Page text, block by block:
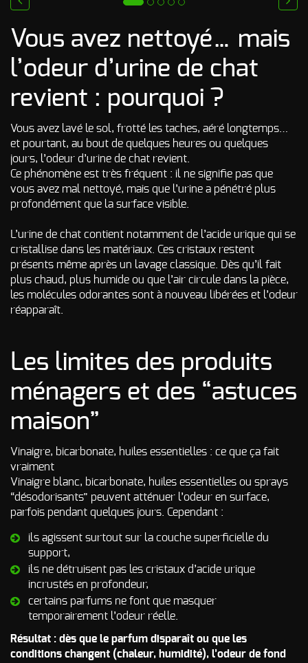
Rongeurs
Odeur de Moisi
- Odeur
d'Humidité
Renfermé
Odeur de
Odeur de
Friture, de
Gras
Tabac
Odeurs de
fumée
d’incendie
- odeurs de
brûlé
INTERVENTIONS
AVIS CLIENTS
QUI SOMMES-
NOUS ?
Vous avez nettoyé… mais
l’odeur d’urine de chat
revient : pourquoi ?
Vous avez lavé le sol, frotté les taches, aéré longtemps…
et pourtant, au bout de quelques heures ou quelques
jours, l’odeur d’urine de chat revient.
Ce phénomène est très fréquent : il ne signifie pas que
vous avez mal nettoyé, mais que l’urine a pénétré plus
profondément que la surface visible.
L’urine de chat contient notamment de l’acide urique qui se
cristallise dans les matériaux. Ces cristaux restent
présents même après un lavage classique. Dès qu’il fait
plus chaud, plus humide ou que l’air circule dans la pièce,
les molécules odorantes sont à nouveau libérées et l’odeur
réapparaît.
Les limites des produits
ménagers et des “astuces
maison”
Vinaigre, bicarbonate, huiles essentielles : ce que ça fait
vraiment
Vinaigre blanc, bicarbonate, huiles essentielles ou sprays
“désodorisants” peuvent atténuer l’odeur en surface,
parfois pendant quelques jours. Cependant :
ils agissent surtout sur la couche superficielle du
support,
ils ne détruisent pas les cristaux d’acide urique
incrustés en profondeur,
certains parfums ne font que masquer
temporairement l’odeur réelle.
Résultat : dès que le parfum disparaît ou que les
conditions changent (chaleur, humidité), l’odeur de fond